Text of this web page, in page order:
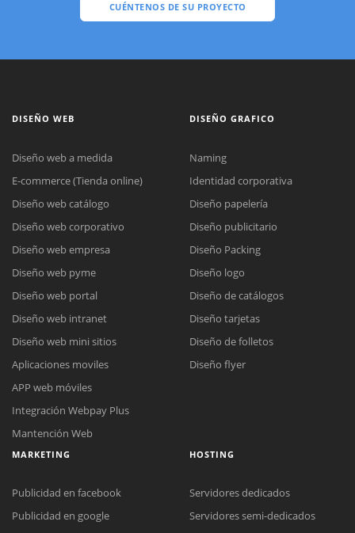
CUÉNTENOS DE SU PROYECTO
DISEÑO WEB
Diseño web a medida
E-commerce (Tienda online)
Diseño web catálogo
Diseño web corporativo
Diseño web empresa
Diseño web pyme
Diseño web portal
Diseño web intranet
Diseño web mini sitios
Aplicaciones moviles
APP web móviles
Integración Webpay Plus
Mantención Web
DISEÑO GRAFICO
Naming
Identidad corporativa
Diseño papelería
Diseño publicitario
Diseño Packing
Diseño logo
Diseño de catálogos
Diseño tarjetas
Diseño de folletos
Diseño flyer
MARKETING
Publicidad en facebook
Publicidad en google
HOSTING
Servidores dedicados
Servidores semi-dedicados